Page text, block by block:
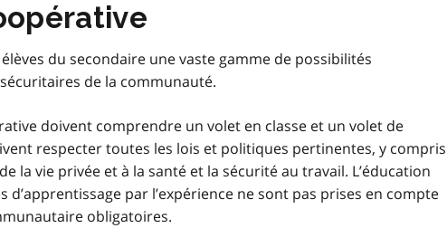
du secondaire une vaste gamme de possibilités
de la communauté.
doivent comprendre un volet en classe et un volet de
respecter toutes les lois et politiques pertinentes, y compris
la vie privée et à la santé et la sécurité au travail. L’éducation
d’apprentissage par l’expérience ne sont pas prises en compte
obligatoires.